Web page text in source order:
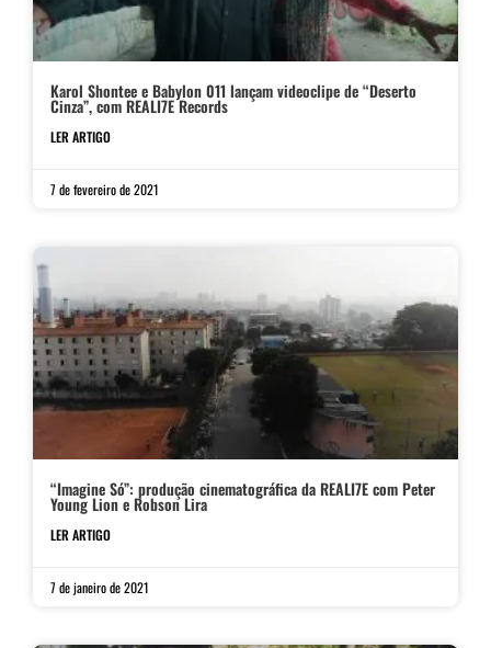
Karol Shontee e Babylon 011 lançam videoclipe de “Deserto
Cinza”, com REALI7E Records
LER ARTIGO
7 de fevereiro de 2021
“Imagine Só”: produção cinematográfica da REALI7E com Peter
Young Lion e Robson Lira
LER ARTIGO
7 de janeiro de 2021